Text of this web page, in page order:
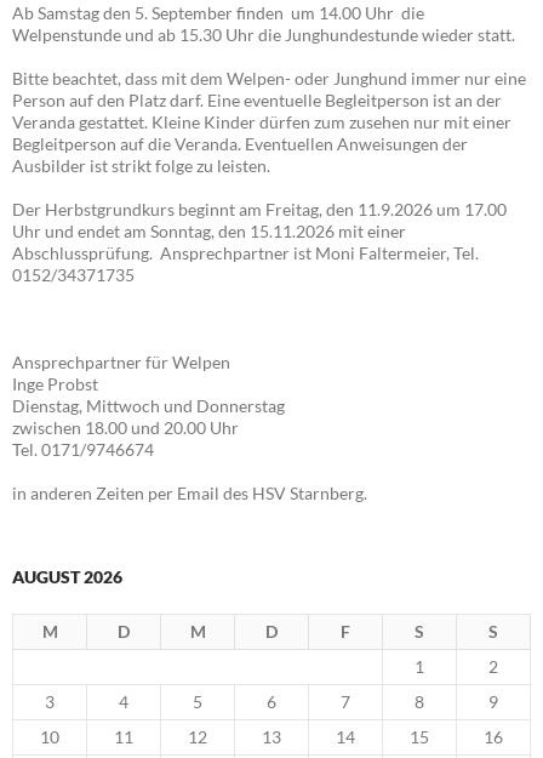
Ab Samstag den 5. September finden um 14.00 Uhr die
Welpenstunde und ab 15.30 Uhr die Junghundestunde wieder statt.
Bitte beachtet, dass mit dem Welpen- oder Junghund immer nur eine
Person auf den Platz darf. Eine eventuelle Begleitperson ist an der
Veranda gestattet. Kleine Kinder dürfen zum zusehen nur mit einer
Begleitperson auf die Veranda. Eventuellen Anweisungen der
Ausbilder ist strikt folge zu leisten.
Der Herbstgrundkurs beginnt am Freitag, den 11.9.2026 um 17.00
Uhr und endet am Sonntag, den 15.11.2026 mit einer
Abschlussprüfung. Ansprechpartner ist Moni Faltermeier, Tel.
0152/34371735
Ansprechpartner für Welpen
Inge Probst
Dienstag, Mittwoch und Donnerstag
zwischen 18.00 und 20.00 Uhr
Tel. 0171/9746674
in anderen Zeiten per Email des HSV Starnberg.
AUGUST 2026
M D M D F S
S
1
2
3
4 5 6 7 8
9
10
11 12 13 14 15
16